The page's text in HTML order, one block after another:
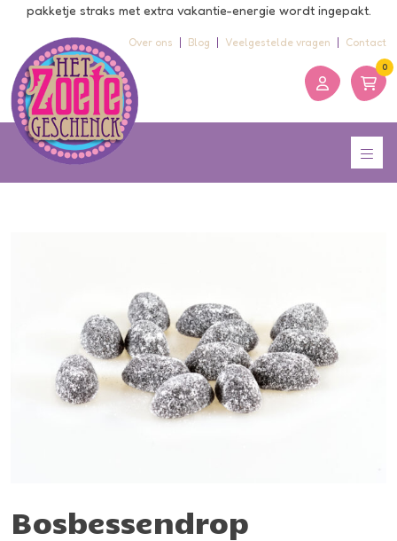
pakketje straks met extra vakantie-energie wordt ingepakt.
Over ons Blog Veelgestelde vragen Contact
0
Bosbessendrop